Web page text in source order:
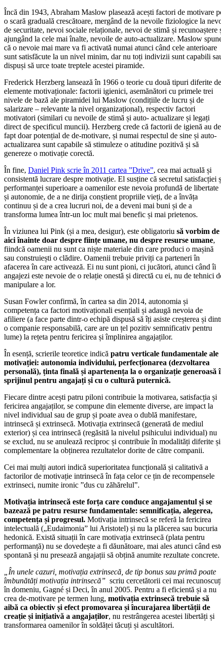
Încă din 1943, Abraham Maslow plasează acești factori de motivare
o scară graduală crescătoare, mergând de la nevoile fiziologice la
de securitate, nevoi sociale relaționale, nevoi de stimă și recunoaștere
ajungând la cele mai înalte, nevoile de auto-actualizare. Maslow
că o nevoie mai mare va fi activată numai atunci când cele anterioare
sunt satisfăcute la un nivel minim, dar nu toți indivizii sunt capabili
dispuși să urce toate treptele acestei piramide.
Frederick Herzberg lansează în 1966 o teorie cu două tipuri diferite de
elemente motivaționale: factorii igienici, asemănători cu primele trei
nivele de bază ale piramidei lui Maslow (condițiile de lucru și de
salarizare – relevante la nivel organizațional), respectiv factori
motivatori (similari cu nevoile de stimă și auto- actualizare și legați
direct de specificul muncii). Herzberg crede că factorii de igienă au de
fapt doar potențial de de-motivare, și numai respectul de sine și auto-
actualizarea sunt capabile să stimuleze o atitudine pozitivă și să
genereze o motivație corectă.
În fine, Daniel Pink scrie în 2011 cartea ”Drive”, cea mai actuală și
consistentă lucrare despre motivație. El susține că secretul satisfacției
performanței superioare a oamenilor este nevoia profundă de libertate
și autonomie, de a ne dirija conștient propriile vieți, de a învăța
continuu și de a crea lucruri noi, de a deveni mai buni și de a
transforma lumea într-un loc mult mai benefic și mai prietenos.
În viziunea lui Pink (și a mea, desigur), este obligatoriu să vorbim de
aici înainte doar despre ființe umane, nu despre resurse umane,
fiindcă oamenii nu sunt ca niște materiale din care produci o mașină
sau construiești o clădire. Oamenii trebuie priviți ca parteneri în
afacerea în care activează. Ei nu sunt pioni, ci jucători, atunci când îi
angajezi este nevoie de o relație onestă și directă cu ei, nu de tehnici
manipulare a lor.
Susan Fowler confirmă, în cartea sa din 2014, autonomia și
competența ca factori motivaționali esențiali și adaugă nevoia de
afiliere (a face parte dintr-o echipă dispusă să îți asiste creșterea și
o companie responsabilă, care are un țel pozitiv semnificativ pentru
lume) la rețeta pentru fericirea și împlinirea angajaților.
În esență, scrierile teoretice indică patru verticale fundamentale ale
motivației: autonomia individului, perfecționarea (dezvoltarea
personală), ținta finală și apartenența la o organizație generoasă
sprijinul pentru angajați și cu o cultură puternică.
Fiecare dintre acești patru piloni contribuie la motivarea, satisfacția și
fericirea angajaților, se compune din elemente diverse, are impact la
nivel individual sau de grup și poate avea o dublă manifestare,
intrinsecă și extrinsecă. Motivația extrinsecă (generată de mediul
exterior) și cea intrinsecă (regăsită la nivelul psihicului individual) nu
se exclud, nu se anulează reciproc și contribuie în modalități diferite și
complementare la obținerea rezultatelor dorite de către companii.
Cei mai mulți autori indică superioritatea funcțională și calitativă a
factorilor de motivație intrinsecă în fața celor ce țin de recompensele
extrinseci, numite ironic ”dus cu zăhărelul”.
Motivația intrinsecă este forța care conduce angajamentul și se
bazează pe patru resurse fundamentale: semnificația, alegerea,
competența și progresul. Motivația intrinsecă se referă la fericirea
intelectuală („Eudaimonia” lui Aristotel) și nu la plăcerea sau bucuria
hedonică. Există situații în care motivația extrinsecă (plata pentru
performanță) nu se dovedește a fi dăunătoare, mai ales atunci când
spontană și nu presează angajații să obțină anumite rezultate concrete.
„În unele cazuri, motivația extrinsecă, de tip bonus sau primă poate
îmbunătăți motivația intrinsecă” scriu cercetătorii cei mai
în domeniu, Gagné și Deci, în anul 2005. Pentru a fi eficientă și a nu
crea de-motivare pe termen lung, motivația extrinsecă trebuie să
aibă ca obiectiv și efect promovarea și încurajarea libertății de
creație și inițiativă a angajaților, nu restrângerea acestei libertăți și
transformarea oamenilor în soldăței tăcuți și ascultători.